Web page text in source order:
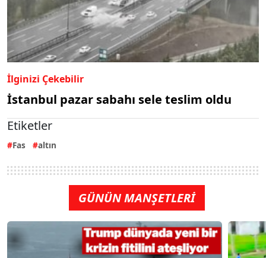
İlginizi Çekebilir
İstanbul pazar sabahı sele teslim oldu
Etiketler
Fas altın
GÜNÜN MANŞETLERİ